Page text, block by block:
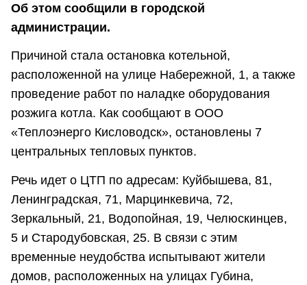
Об этом сообщили в городской
администрации.
Причиной стала остановка котельной,
расположенной на улице Набережной, 1, а также
проведение работ по наладке оборудования
розжига котла. Как сообщают в ООО
«Теплоэнерго Кисловодск», остановлены 7
центральных тепловых пунктов.
Речь идет о ЦТП по адресам: Куйбышева, 81,
Ленинградская, 71, Марцинкевича, 72,
Зеркальный, 21, Водопойная, 19, Челюскинцев,
5 и Стародубовская, 25. В связи с этим
временные неудобства испытывают жители
домов, расположенных на улицах Губина,